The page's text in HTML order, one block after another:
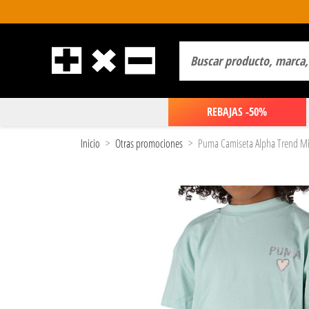
REBAJAS -50%
Inicio Otras promociones Puma Camiseta Alpha Trend